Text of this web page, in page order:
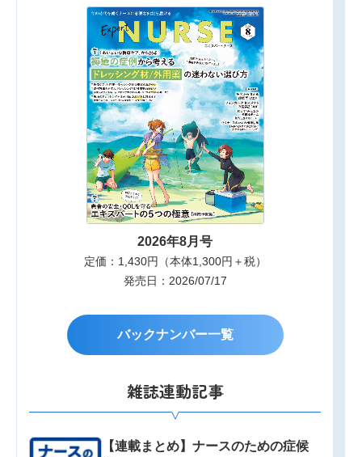
2026年8月号
定価：1,430円（本体1,300円＋税）
発売日：2026/07/17
バックナンバー一覧
雑誌連動記事
【連載まとめ】ナースのための症候